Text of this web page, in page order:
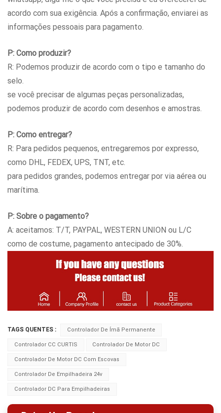
acordo com sua exigência. Após a confirmação, enviarei as
informações pessoais para pagamento.
P: Como produzir?
R: Podemos produzir de acordo com o tipo e tamanho do
selo.
se você precisar de algumas peças personalizadas,
podemos produzir de acordo com desenhos e amostras.
P: Como entregar?
R: Para pedidos pequenos, entregaremos por expresso,
como DHL, FEDEX, UPS, TNT, etc.
para pedidos grandes, podemos entregar por via aérea ou
marítima.
P: Sobre o pagamento?
A: aceitamos: T/T, PAYPAL, WESTERN UNION ou L/C
como de costume, pagamento antecipado de 30%.
TAGS QUENTES : Controlador De Ímã Permanente
Controlador CC CURTIS Controlador De Motor DC
Controlador De Motor DC Com Escovas
Controlador De Empilhadeira 24v
Controlador DC Para Empilhadeiras